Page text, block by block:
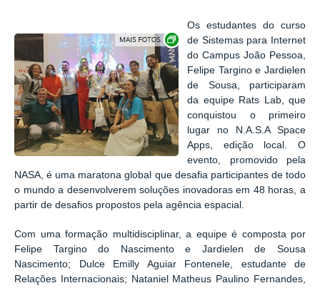
Exibir carrossel de imagens
Os estudantes do curso
de Sistemas para Internet
do Campus João Pessoa,
Felipe Targino e Jardielen
de Sousa, participaram
da equipe Rats Lab, que
conquistou o primeiro
lugar no N.A.S.A Space
Apps, edição local. O
evento, promovido pela
NASA, é uma maratona global que desafia participantes de todo
o mundo a desenvolverem soluções inovadoras em 48 horas, a
partir de desafios propostos pela agência espacial.
Com uma formação multidisciplinar, a equipe é composta por
Felipe Targino do Nascimento e Jardielen de Sousa
Nascimento; Dulce Emilly Aguiar Fontenele, estudante de
Relações Internacionais; Nataniel Matheus Paulino Fernandes,